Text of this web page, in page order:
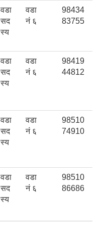
वडा
सद
स्य
वडा
नं ६
98434
83755
वडा
सद
स्य
वडा
नं ६
98419
44812
वडा
सद
स्य
वडा
नं ६
98510
74910
वडा
सद
स्य
वडा
नं ६
98510
86686